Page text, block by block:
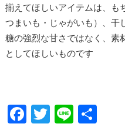
揃えてほしいアイテムは、も
つまいも・じゃがいも）、干
糖の強烈な甘さではなく、素
としてほしいものです
F T Li 共